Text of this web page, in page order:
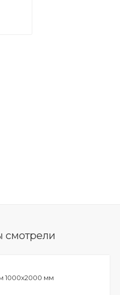
смотрели
1000х2000 мм